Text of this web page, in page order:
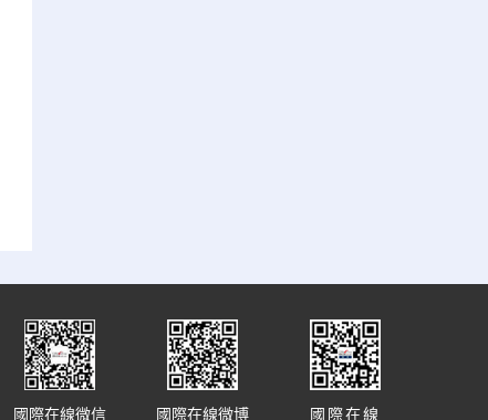
國際在線
國際在線微博
國際在線微信